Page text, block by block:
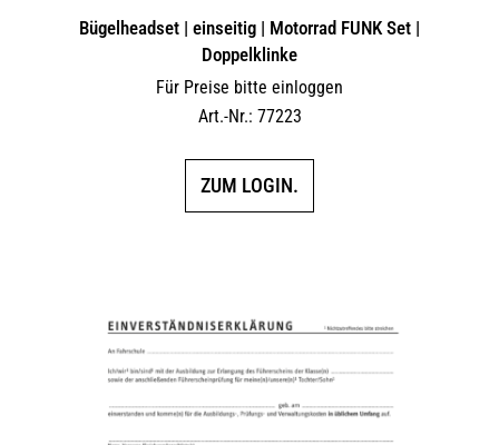
Bügelheadset | einseitig | Motorrad FUNK Set |
Doppelklinke
Für Preise bitte einloggen
Art.-Nr.: 77223
ZUM LOGIN.